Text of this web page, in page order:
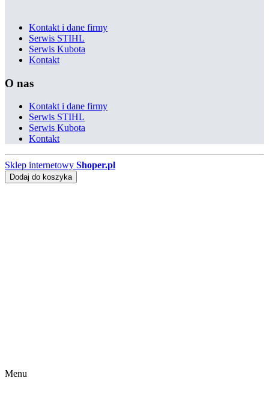
Kontakt i dane firmy
Serwis STIHL
Serwis Kubota
Kontakt
O nas
Kontakt i dane firmy
Serwis STIHL
Serwis Kubota
Kontakt
Sklep internetowy Shoper.pl
Dodaj do koszyka
Menu